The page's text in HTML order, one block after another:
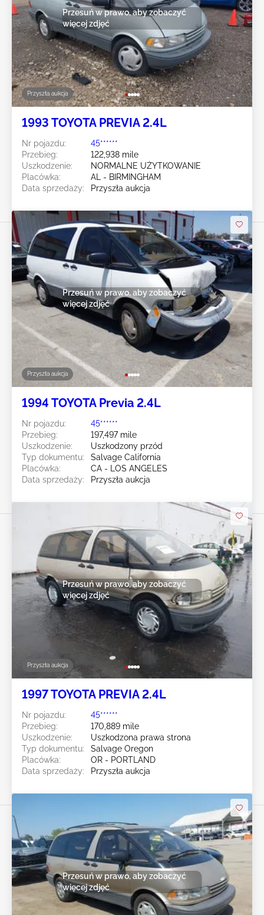
Przyszła aukcja
Przesuń w prawo, aby zobaczyć
więcej zdjęć
1993 TOYOTA PREVIA 2.4L
Nr pojazdu:
45******
Przebieg:
122,938 mile
Uszkodzenie:
NORMALNE UŻYTKOWANIE
Placówka:
AL - BIRMINGHAM
Data sprzedaży:
Przyszła aukcja
Przyszła aukcja
Przesuń w prawo, aby zobaczyć
więcej zdjęć
1994 TOYOTA Previa 2.4L
Nr pojazdu:
45******
Przebieg:
197,497 mile
Uszkodzenie:
Uszkodzony przód
Typ dokumentu:
Salvage California
Placówka:
CA - LOS ANGELES
Data sprzedaży:
Przyszła aukcja
Przyszła aukcja
Przesuń w prawo, aby zobaczyć
więcej zdjęć
1997 TOYOTA PREVIA 2.4L
Nr pojazdu:
45******
Przebieg:
170,889 mile
Uszkodzenie:
Uszkodzona prawa strona
Typ dokumentu:
Salvage Oregon
Placówka:
OR - PORTLAND
Data sprzedaży:
Przyszła aukcja
Przesuń w prawo, aby zobaczyć
więcej zdjęć